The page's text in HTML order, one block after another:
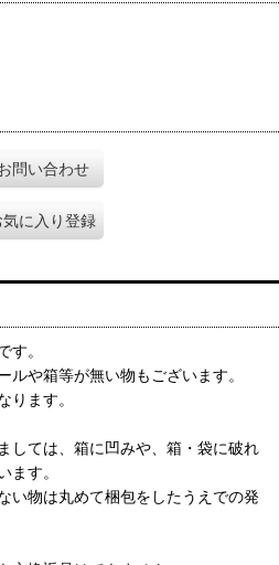
問い合わせ
気に入り登録
す。
や箱等が無い物もございます。
ります。
しては、箱に凹みや、箱・袋に破れ
ます。
い物は丸めて梱包をしたうえでの発